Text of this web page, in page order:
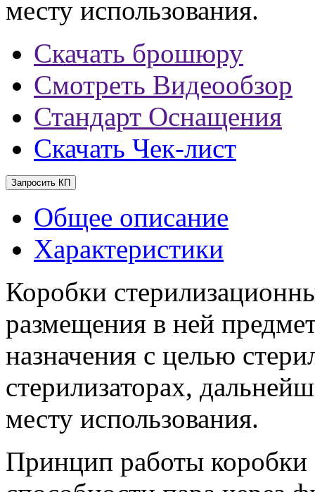
месту использования.
Скачать брошюру
Смотреть Видеообзор
Стандарт Оснащения
Скачать Чек-лист
Запросить КП
Общее описание
Характеристики
Коробки
размещения в ней
назначения с целью
стерилизаторах,
месту использования.
Принцип работы